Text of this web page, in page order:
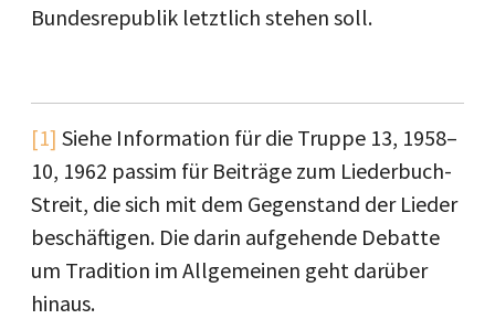
Bundesrepublik letztlich stehen soll.
[1] Siehe Information für die Truppe 13, 1958–
10, 1962 passim für Beiträge zum Liederbuch-
Streit, die sich mit dem Gegenstand der Lieder
beschäftigen. Die darin aufgehende Debatte
um Tradition im Allgemeinen geht darüber
hinaus.